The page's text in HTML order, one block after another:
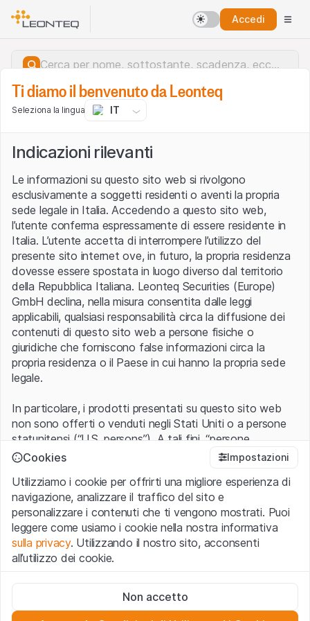
Accedi
Errore del server.
Ti diamo il benvenuto da Leonteq
Seleziona la lingua IT
Indicazioni rilevanti
Le informazioni su questo sito web si rivolgono
esclusivamente a soggetti residenti o aventi la propria
sede legale in Italia. Accedendo a questo sito web,
l’utente conferma espressamente di essere residente in
Italia. L’utente accetta di interrompere l’utilizzo del
presente sito internet ove, in futuro, la propria residenza
dovesse essere spostata in luogo diverso dal territorio
della Repubblica Italiana. Leonteq Securities (Europe)
GmbH declina, nella misura consentita dalle leggi
applicabili, qualsiasi responsabilità circa la diffusione dei
contenuti di questo sito web a persone fisiche o
giuridiche che forniscono false informazioni circa la
propria residenza o il Paese in cui hanno la propria sede
legale.
In particolare, i prodotti presentati su questo sito web
non sono offerti o venduti negli Stati Uniti o a persone
statunitensi (“U.S. persons”). A tali fini, “persone
statunitensi” vanno intese nel significato ad esse ascritto
1933 che include le persone residenti negli Stati Uniti
d’America, le società per azioni e le altre forme societarie
americane.
Condizioni di utilizzo e informazioni legali
Con l’accesso al sito web (di seguito, il “Sito”) si dichiara
avvertenze importanti e le condizioni di utilizzo ivi rese
Cookies Impostazioni
Utilizziamo i cookie per offrirti una migliore esperienza di
navigazione, analizzare il traffico del sito e
personalizzare i contenuti che ti vengono mostrati. Puoi
leggere come usiamo i cookie nella nostra informativa
sulla privacy. Utilizzando il nostro sito, acconsenti
all’utilizzo dei cookie.
Questi cookie sono necessari per il funzionamento del sito
web e non possono essere disattivati.
Non accetto